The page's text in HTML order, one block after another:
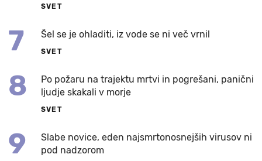
SVET
7 Šel se je ohladiti, iz vode se ni več vrnil
SVET
8
Po požaru na trajektu mrtvi in pogrešani, panični
ljudje skakali v morje
SVET
9
Slabe novice, eden najsmrtonosnejših virusov ni
pod nadzorom